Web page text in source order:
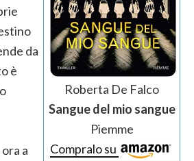
Roberta De Falco
Sangue del mio sangue
Piemme
Compralo su
da
è
a